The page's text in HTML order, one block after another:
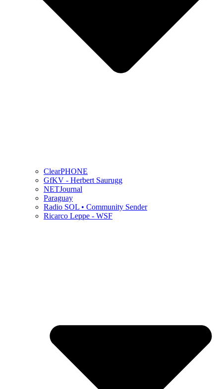
ClearPHONE
GfKV - Herbert Saurugg
NETJournal
Paraguay
Radio SOL • Community Sender
Ricarco Leppe - WSF